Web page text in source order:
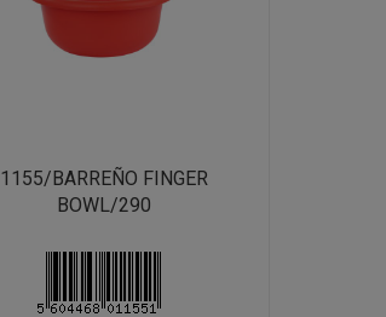
1155/BARREÑO FINGER
BOWL/290